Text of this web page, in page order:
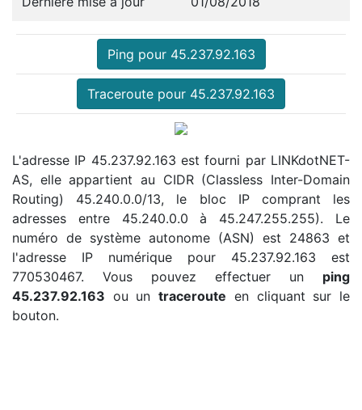
Ping pour 45.237.92.163
Traceroute pour 45.237.92.163
L'adresse IP 45.237.92.163 est fourni par LINKdotNET-
AS, elle appartient au CIDR (Classless Inter-Domain
Routing) 45.240.0.0/13, le bloc IP comprant les
adresses entre 45.240.0.0 à 45.247.255.255). Le
numéro de système autonome (ASN) est 24863 et
l'adresse IP numérique pour 45.237.92.163 est
770530467. Vous pouvez effectuer un ping
45.237.92.163 ou untraceroute en cliquant sur le
bouton.